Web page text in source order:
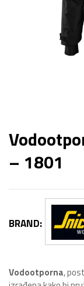
– 1801
BRAND:
Vodootporna,